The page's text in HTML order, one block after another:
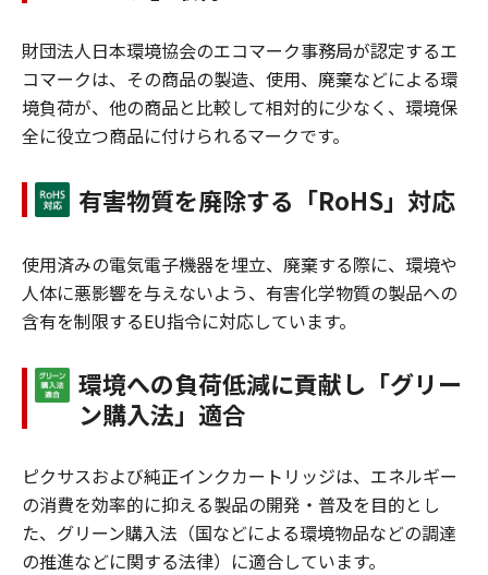
財団法人日本環境協会のエコマーク事務局が認定するエ
コマークは、その商品の製造、使用、廃棄などによる環
境負荷が、他の商品と比較して相対的に少なく、環境保
全に役立つ商品に付けられるマークです。
有害物質を廃除する「RoHS」対応
使用済みの電気電子機器を埋立、廃棄する際に、環境や
人体に悪影響を与えないよう、有害化学物質の製品への
含有を制限するEU指令に対応しています。
環境への負荷低減に貢献し「グリー
ン購入法」適合
ピクサスおよび純正インクカートリッジは、エネルギー
の消費を効率的に抑える製品の開発・普及を目的とし
た、グリーン購入法（国などによる環境物品などの調達
の推進などに関する法律）に適合しています。